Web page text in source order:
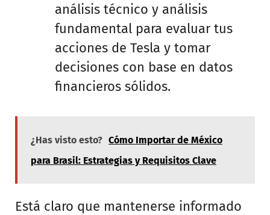
análisis técnico y análisis
fundamental para evaluar tus
acciones de Tesla y tomar
decisiones con base en datos
financieros sólidos.
¿Has visto esto? Cómo Importar de México
para Brasil: Estrategias y Requisitos Clave
Está claro que mantenerse informado